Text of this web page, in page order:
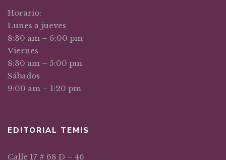
Horario:
Lunes a jueves
8:30 am – 6:00 pm
Viernes
8:30 am – 5:00 pm
Sábados
9:00 am – 1:20 pm
EDITORIAL TEMIS
Calle 17 # 68 D – 46